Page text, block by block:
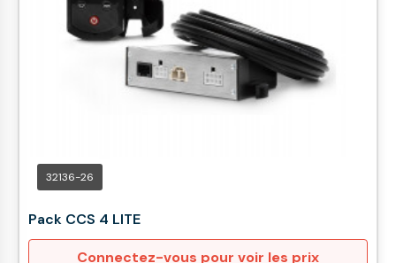
32136-26
Pack CCS 4 LITE
Connectez-vous pour voir les prix